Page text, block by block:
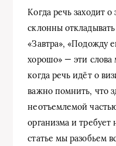
Когда речь заходит
склонны
«Завтра», «Подожду
хорошо» — эти слова
когда речь идёт о
важно помнить, что
неотъемлемой
организма и
статье мы разобьем